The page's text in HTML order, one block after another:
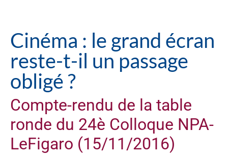
Cinéma : le grand écran
reste-t-il un passage
obligé ?
Compte-rendu de la table
ronde du 24è Colloque NPA-
LeFigaro (15/11/2016)